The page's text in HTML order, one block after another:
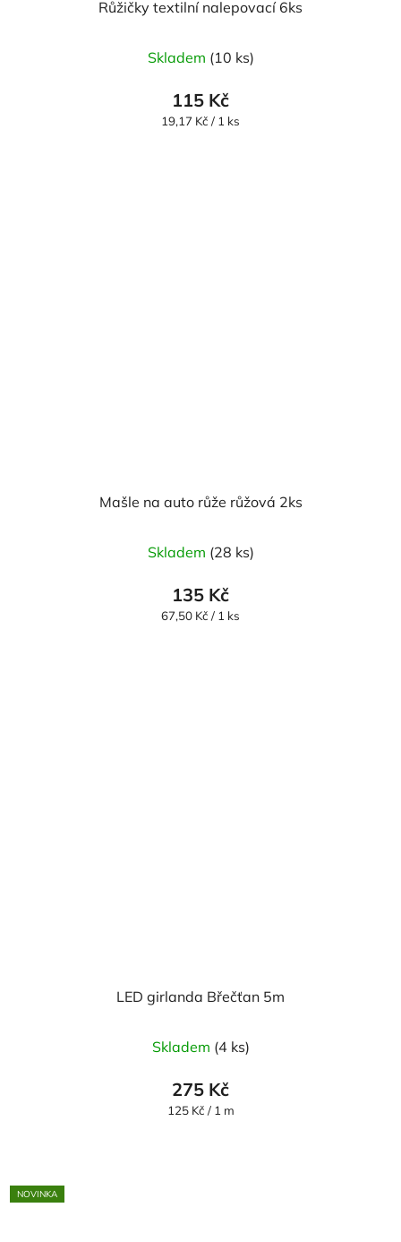
Růžičky textilní nalepovací 6ks
hodnocení
produktu
je
Skladem (10 ks)
115 Kč
Měrná
19,17 Kč / 1 ks
Mašle na auto růže růžová 2ks
hodnocení
produktu
je
Skladem (28 ks)
135 Kč
Měrná
67,50 Kč / 1 ks
LED girlanda Břečťan 5m
Skladem (4 ks)
275 Kč
Měrná
125 Kč / 1 m
NOVINKA